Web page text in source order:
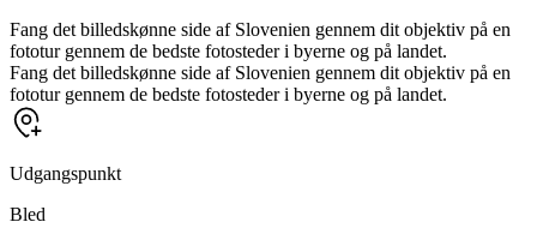
Fang det billedskønne side af Slovenien gennem dit objektiv på en
fototur gennem de bedste fotosteder i byerne og på landet.
Fang det billedskønne side af Slovenien gennem dit objektiv på en
fototur gennem de bedste fotosteder i byerne og på landet.
Udgangspunkt
Bled